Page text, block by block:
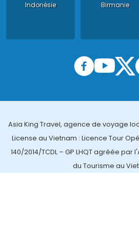
Indonésie Birmanie
Asia King Travel, agence de voyage
License au Vietnam : Licence Tour
140/2014/TCDL – GP LHQT agréée
du Tourisme au